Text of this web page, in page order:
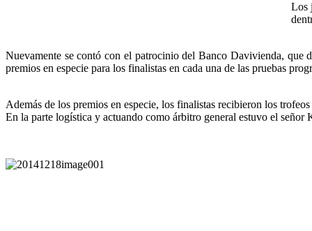
Los
Nuevamente se contó con el patrocinio del Banco Davivienda, que
premios en especie para los finalistas en cada una de las pruebas
Además de los premios en especie, los finalistas recibieron los
En la parte logística y actuando como árbitro general estuvo el señor